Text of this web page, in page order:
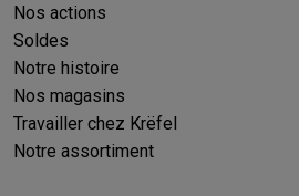
Nos actions
Soldes
Notre histoire
Nos magasins
Travailler chez Krëfel
Notre assortiment